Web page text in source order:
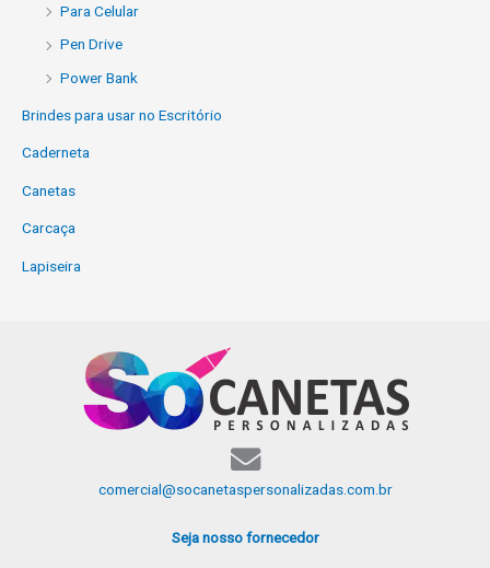
Para Celular
Pen Drive
Power Bank
Brindes para usar no Escritório
Caderneta
Canetas
Carcaça
Lapiseira
comercial@socanetaspersonalizadas.com.br
Seja nosso fornecedor